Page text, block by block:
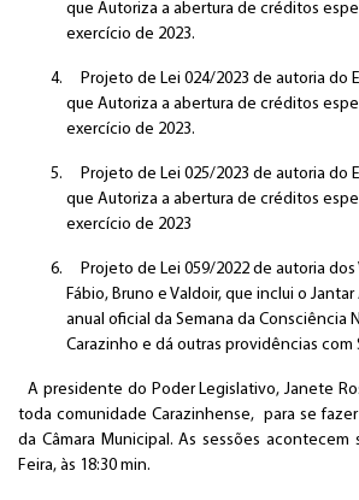
que Autoriza a abertura de créditos
exercício de 2023.
Projeto de Lei 024/2023 de autoria do
que Autoriza a abertura de créditos
exercício de 2023.
Projeto de Lei 025/2023 de autoria do
que Autoriza a abertura de créditos
exercício de 2023
Projeto de Lei 059/2022 de autoria dos
Fábio, Bruno e Valdoir, que inclui o
anual oficial da Semana da Consciência
Carazinho e dá outras providências com
A presidente do Poder Legislativo, Janete
toda comunidade Carazinhense, para se
da Câmara Municipal. As sessões acontecem
Feira, às 18:30 min.